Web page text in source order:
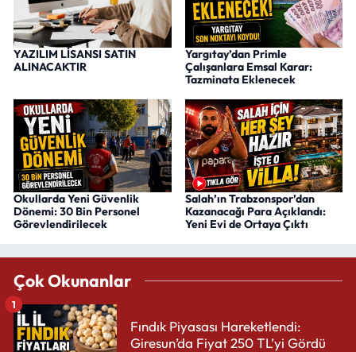
YAZILIM LİSANSI SATIN
ALINACAKTIR
Yargıtay’dan Primle
Çalışanlara Emsal Karar:
Tazminata Eklenecek
Okullarda Yeni Güvenlik
Dönemi: 30 Bin Personel
Görevlendirilecek
Salah’ın Trabzonspor’dan
Kazanacağı Para Açıklandı:
Yeni Evi de Ortaya Çıktı
Çok Okunanlar
Fındık Piyasası Hareketlendi:
Giresun’da Fiyat 250 TL’yi Gördü
1